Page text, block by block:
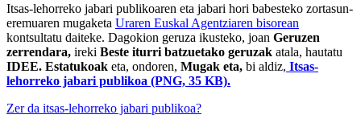
Itsas-lehorreko jabari publikoaren eta jabari hori babesteko zortasun-
eremuaren mugaketa Uraren Euskal Agentziaren bisorean
kontsultatu daiteke. Dagokion geruza ikusteko, joan Geruzen
zerrendara, ireki Beste iturri batzuetako geruzak atala, hautatu
IDEE. Estatukoak eta, ondoren, Mugak eta, bi aldiz, Itsas-
lehorreko jabari publikoa (PNG, 35 KB).
Zer da itsas-lehorreko jabari publikoa?